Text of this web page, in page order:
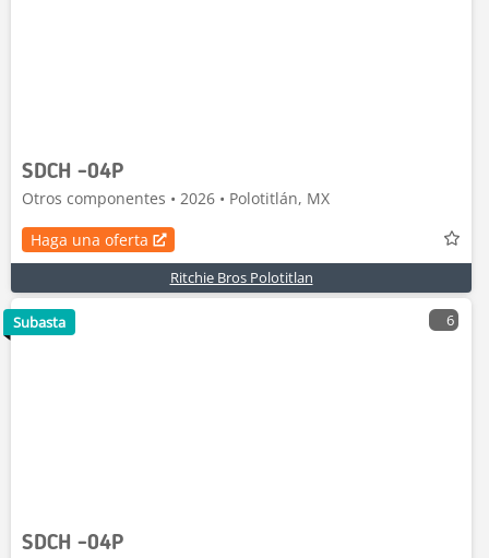
SDCH -04P
Otros componentes • 2026 • Polotitlán, MX
Haga una oferta
Ritchie Bros Polotitlan
6
SDCH -04P
Subasta